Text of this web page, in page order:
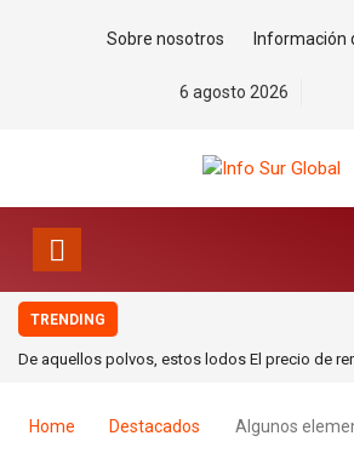
Sobre nosotros Información
6 agosto 2026
TRENDING
De aquellos polvos, estos lodos El precio de
Home Destacados Algunos